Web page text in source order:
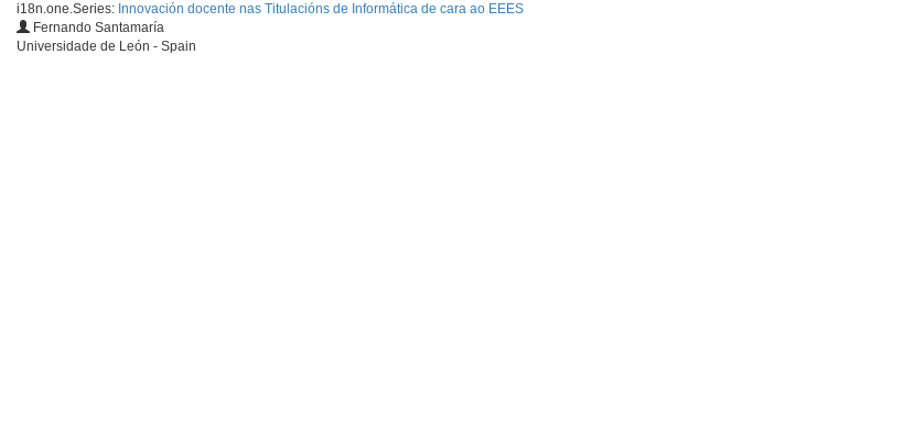
i18n.one.Series: Innovación docente nas Titulacións de Informática de cara ao EEES
Fernando Santamaría
Universidade de León - Spain